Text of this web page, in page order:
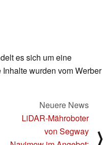
es sich um eine
wurden vom Werber
Neuere News
LiDAR-Mähroboter
von Segway
⟩